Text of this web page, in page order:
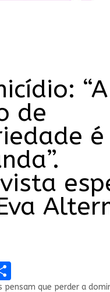
“A
de
é
Share
pensam que perder a